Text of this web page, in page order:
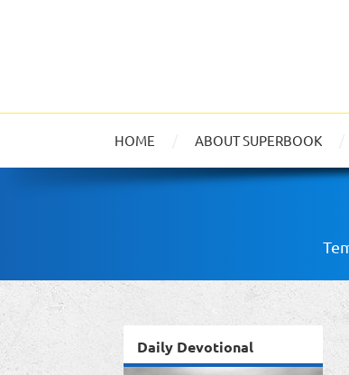
HOME ABOUT SUPERBOOK
Daily Devotional